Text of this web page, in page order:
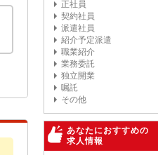
正社員
契約社員
派遣社員
紹介予定派遣
職業紹介
業務委託
独立開業
嘱託
その他
あなたにおすすめの
求人情報